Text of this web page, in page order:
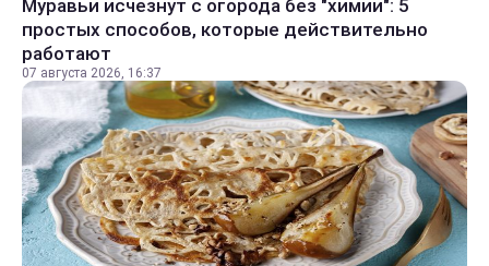
Муравьи исчезнут с огорода без "химии": 5
простых способов, которые действительно
работают
07 августа 2026, 16:37